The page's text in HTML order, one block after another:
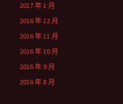
2017 年 1 月
2016 年 12 月
2016 年 11 月
2016 年 10 月
2016 年 9 月
2016 年 8 月